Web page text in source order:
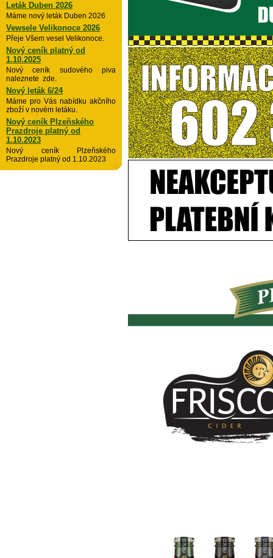
Leták Duben 2026
Máme nový leták Duben 2026
Vewsele Velikonoce 2026
Přeje Všem vesel Velikonoce.
Nový ceník platný od
1.10.2025
Nový ceník sudového piva
naleznete zde.
Nový leták 6/24
Máme pro Vás nabídku akčního
zboží v novém letáku.
Nový ceník Plzeňského
Prazdroje platný od
1.10.2023
Nový ceník Plzeňského
Prazdroje platný od 1.10.2023